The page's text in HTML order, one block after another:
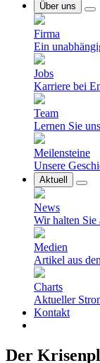
Über uns
Firma
Ein
Jobs
Karriere bei
Team
Lernen Sie
Meilensteine
Unsere
Aktuell
News
Wir halten Sie
Medien
Artikel aus
Charts
Aktueller
Kontakt
Der